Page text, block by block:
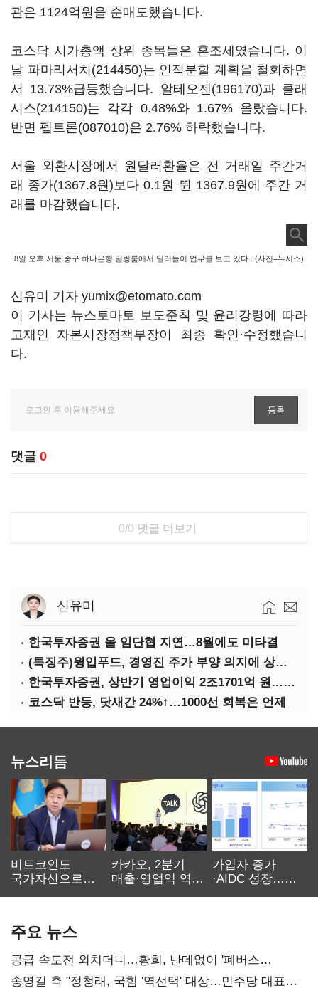
관은 1124억원을 순매도했습니다.
코스닥 시가총액 상위 종목들은 혼조세였습니다. 이
날 파마리서치(214450)는 인적분할 계획을 철회하면
서 13.73%급등했습니다. 알테오젠(196170)과 클래
시스(214150)는 각각 0.48%와 1.67% 올랐습니다.
반면 펩트론(087010)은 2.76% 하락했습니다.
서울 외환시장에서 원달러환율은 전 거래일 주간거
래 종가(1367.8원)보다 0.1원 뛴 1367.9원에 주간 거
래를 마감했습니다.
8일 오후 서울 중구 하나은행 딜링룸에서 딜러들이 업무를 보고 있다 . (사진=뉴시스)
신유미 기자 yumix@etomato.com
이 기사는 뉴스토마토 보도준칙 및 윤리강령에 따라
고재인 자본시장정책부장이 최종 확인·수정했습니
다.
댓글 0
0/0 댓글 더보기
신유미
한국투자증권 올 임단협 지연…8월에도 미타결
(특징주)윙입푸드, 경영진 주가 부양 의지에 상한가
한국투자증권, 상반기 영업이익 2조1701억 원… 전년비 89.1%↑
코스닥 반등, 닷새간 24%↑…1000선 회복은 언제
뉴스리듬
비트코인도
국가자산으로…'
카카오, 2분기
매출·영업익 역대
가입자 증가
·AIDC 성장…
주요 뉴스
공급 속도전 외치더니…황희, 난데없이 '폐버스
리모델링' 제안
송영길 측 "정청래, 국힘 '역선택' 대상…민주당 대표로